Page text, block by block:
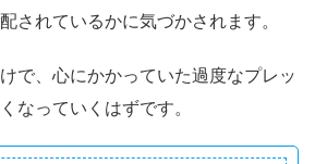
されているかに気づかされます。
で、心にかかっていた過度なプレッ
なっていくはずです。